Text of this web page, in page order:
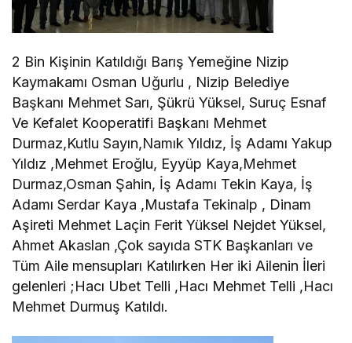
2 Bin Kişinin Katıldığı Barış Yemeğine Nizip
Kaymakamı Osman Uğurlu , Nizip Belediye
Başkanı Mehmet Sarı, Şükrü Yüksel, Suruç Esnaf
Ve Kefalet Kooperatifi Başkanı Mehmet
Durmaz,Kutlu Sayın,Namık Yıldız, İş Adamı Yakup
Yıldız ,Mehmet Eroğlu, Eyyüp Kaya,Mehmet
Durmaz,Osman Şahin, İş Adamı Tekin Kaya, İş
Adamı Serdar Kaya ,Mustafa Tekinalp , Dinam
Aşireti Mehmet Laçin Ferit Yüksel Nejdet Yüksel,
Ahmet Akaslan ,Çok sayıda STK Başkanları ve
Tüm Aile mensupları Katılırken Her iki Ailenin İleri
gelenleri ;Hacı Ubet Telli ,Hacı Mehmet Telli ,Hacı
Mehmet Durmuş Katıldı.